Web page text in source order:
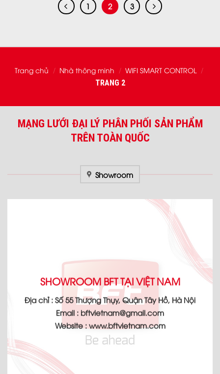
1 2 3
Trang chủ / Nhà thông minh / WIFI SMART CONTROL /
TRANG 2
MẠNG LƯỚI ĐẠI LÝ PHÂN PHỐI SẢN PHẨM
TRÊN TOÀN QUỐC
Showroom
SHOWROOM BFT TẠI VIỆT NAM
Địa chỉ : Số 55 Thượng Thụy, Quận Tây Hồ, Hà Nội
Email : bftvietnam@gmail.com
Website : www.bftvietnam.com